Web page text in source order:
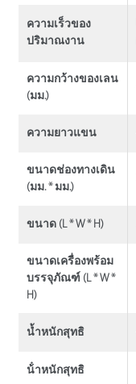
ความเร็วของ
ปริมาณงาน
ความกว้างของเลน
(มม.)
ความยาวแขน
ขนาดช่องทางเดิน
(มม. * มม.)
ขนาด (L * W * H)
ขนาดเครื่องพร้อม
บรรจุภัณฑ์ (L * W *
H)
น้ำหนักสุทธิ
น้ําหนักสุทธิ